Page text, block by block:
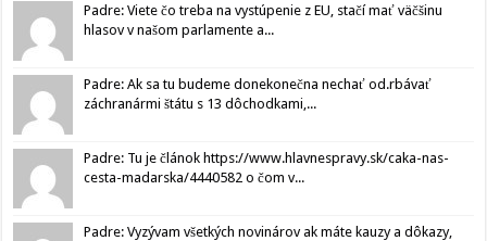
Padre: Viete čo treba na vystúpenie z EU, stačí mať väčšinu
hlasov v našom parlamente a...
Padre: Ak sa tu budeme donekonečna nechať od.rbávať
záchranármi štátu s 13 dôchodkami,...
Padre: Tu je článok https://www.hlavnespravy.sk/caka-nas-
cesta-madarska/4440582 o čom v...
Padre: Vyzývam všetkých novinárov ak máte kauzy a dôkazy,